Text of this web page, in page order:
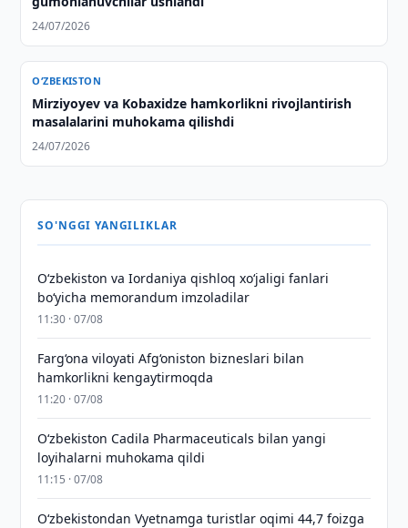
24/07/2026
O‘ZBEKISTON
Mirziyoyev va Kobaxidze hamkorlikni rivojlantirish
masalalarini muhokama qilishdi
24/07/2026
SO'NGGI YANGILIKLAR
Oʻzbekiston va Iordaniya qishloq xoʻjaligi fanlari
boʻyicha memorandum imzoladilar
11:30 · 07/08
Farg‘ona viloyati Afg‘oniston bizneslari bilan
hamkorlikni kengaytirmoqda
11:20 · 07/08
Oʻzbekiston Cadila Pharmaceuticals bilan yangi
loyihalarni muhokama qildi
11:15 · 07/08
O‘zbekistondan Vyetnamga turistlar oqimi 44,7 foizga